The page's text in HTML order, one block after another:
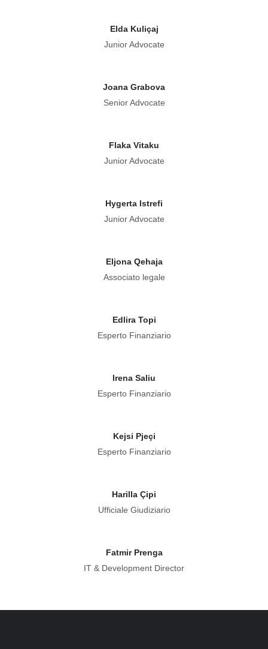
Elda Kuliçaj
Junior Advocate
Joana Grabova
Senior Advocate
Flaka Vitaku
Junior Advocate
Hygerta Istrefi
Junior Advocate
Eljona Qehaja
Associato legale
Edlira Topi
Esperto Finanziario
Irena Saliu
Esperto Finanziario
Kejsi Pjeçi
Esperto Finanziario
Harilla Çipi
Ufficiale Giudiziario
Fatmir Prenga
IT & Development Director